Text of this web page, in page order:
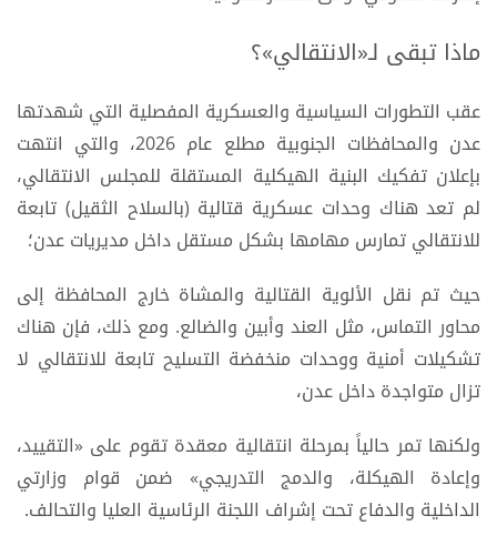
ماذا تبقى لـ«الانتقالي»؟
عقب التطورات السياسية والعسكرية المفصلية التي شهدتها
عدن والمحافظات الجنوبية مطلع عام 2026، والتي انتهت
بإعلان تفكيك البنية الهيكلية المستقلة للمجلس الانتقالي،
لم تعد هناك وحدات عسكرية قتالية (بالسلاح الثقيل) تابعة
للانتقالي تمارس مهامها بشكل مستقل داخل مديريات عدن؛
حيث تم نقل الألوية القتالية والمشاة خارج المحافظة إلى
محاور التماس، مثل العند وأبين والضالع. ومع ذلك، فإن هناك
تشكيلات أمنية ووحدات منخفضة التسليح تابعة للانتقالي لا
تزال متواجدة داخل عدن،
ولكنها تمر حالياً بمرحلة انتقالية معقدة تقوم على «التقييد،
وإعادة الهيكلة، والدمج التدريجي» ضمن قوام وزارتي
الداخلية والدفاع تحت إشراف اللجنة الرئاسية العليا والتحالف.